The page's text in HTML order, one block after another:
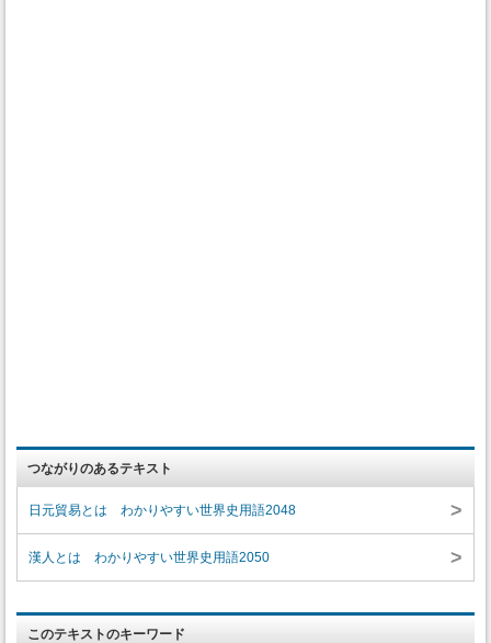
つながりのあるテキスト
日元貿易とは わかりやすい世界史用語2048 >
漢人とは わかりやすい世界史用語2050 >
このテキストのキーワード